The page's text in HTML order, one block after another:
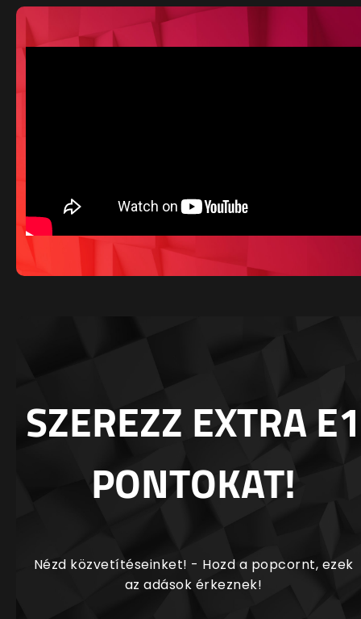
SZEREZZ EXTRA E1
PONTOKAT!
Nézd közvetítéseinket! - Hozd a popcornt, ezek
az adások érkeznek!